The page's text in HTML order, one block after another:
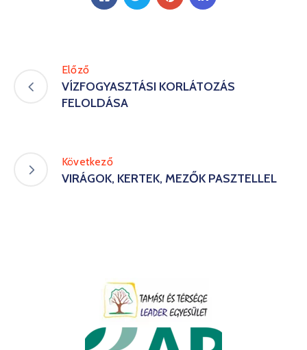
Előző
VÍZFOGYASZTÁSI KORLÁTOZÁS
FELOLDÁSA
Következő
VIRÁGOK, KERTEK, MEZŐK PASZTELLEL